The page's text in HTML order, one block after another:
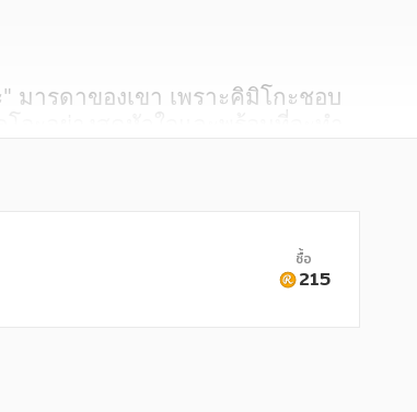
อะอย่างสุดหัวใจและพร้อมที่จะทำ
นาโอะ แต่เมื่อเวลาผ่านไปเขาทั้ง
ากกันแต่ความสัมพันธ์ระหว่าง "พี่
ซื้อ
215